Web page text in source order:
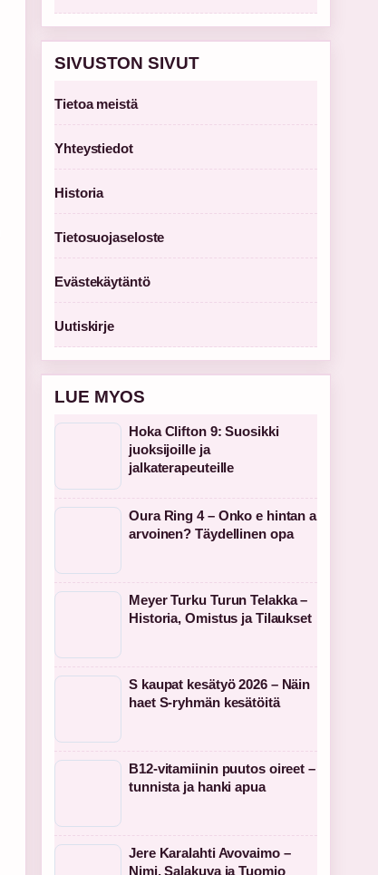
SIVUSTON SIVUT
Tietoa meistä
Yhteystiedot
Historia
Tietosuojaseloste
Evästekäytäntö
Uutiskirje
LUE MYOS
Hoka Clifton 9: Suosikki
juoksijoille ja
jalkaterapeuteille
Oura Ring 4 – Onko e hintan a
arvoinen? Täydellinen opa
Meyer Turku Turun Telakka –
Historia, Omistus ja Tilaukset
S kaupat kesätyö 2026 – Näin
haet S-ryhmän kesätöitä
B12-vitamiinin puutos oireet –
tunnista ja hanki apua
Jere Karalahti Avovaimo –
Nimi, Salakuva ja Tuomio